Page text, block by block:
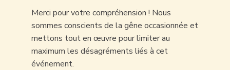
Merci pour votre compréhension ! Nous
sommes conscients de la gêne occasionnée et
mettons tout en œuvre pour limiter au
maximum les désagréments liés à cet
événement.